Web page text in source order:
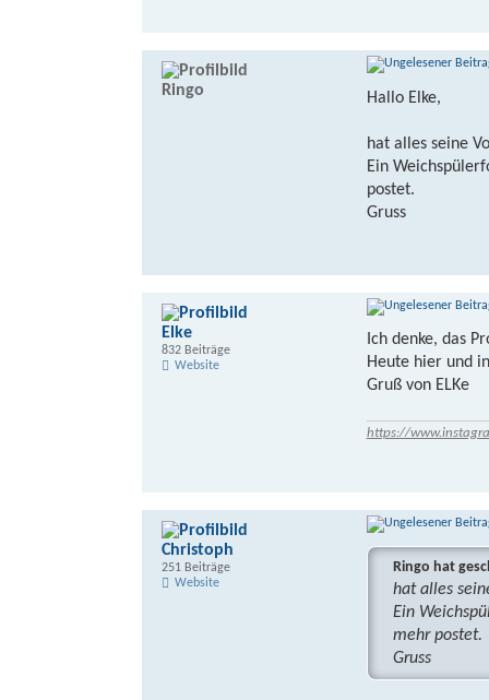
Hallo Elke,
hat alles seine
Ein
postet.
Gruss
Ringo
Ich denke, das
Heute hier und
Gruß von ELKe
https://
Elke
832 Beiträge
Website
Ringo hat
hat alles
Ein
mehr postet.
Gruss
Christoph
251 Beiträge
Website